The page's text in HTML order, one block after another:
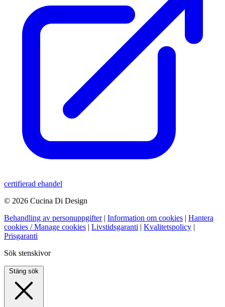
certifierad ehandel
© 2026 Cucina Di Design
Behandling av personuppgifter | Information om cookies | Hantera
cookies / Manage cookies | Livstidsgaranti | Kvalitetspolicy |
Prisgaranti
Sök stenskivor
Stäng sök